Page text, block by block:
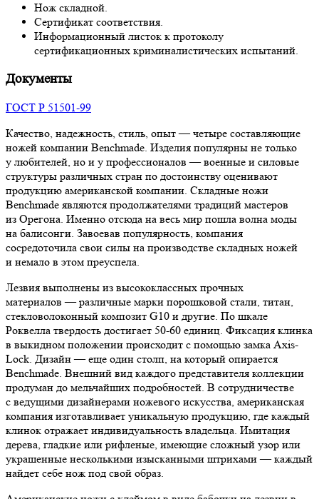
Нож складной.
Сертификат соответствия.
Информационный листок к протоколу
сертификационных криминалистических испытаний.
Документы
ГОСТ Р 51501-99
Качество, надежность, стиль, опыт — четыре составляющие
ножей компании Benchmade. Изделия популярны не только
у любителей, но и у профессионалов — военные и силовые
структуры различных стран по достоинству оценивают
продукцию американской компании. Складные ножи
Benchmade являются продолжателями традиций мастеров
из Орегона. Именно отсюда на весь мир пошла волна моды
на балисонги. Завоевав популярность, компания
сосредоточила свои силы на производстве складных ножей
и немало в этом преуспела.
Лезвия выполнены из высококлассных прочных
материалов — различные марки порошковой стали, титан,
стекловолоконный композит G10 и другие. По шкале
Роквелла твердость достигает 50-60 единиц. Фиксация клинка
в выкидном положении происходит с помощью замка Axis-
Lock. Дизайн — еще один столп, на который опирается
Benchmade. Внешний вид каждого представителя коллекции
продуман до мельчайших подробностей. В сотрудничестве
с ведущими дизайнерами ножевого искусства, американская
компания изготавливает уникальную продукцию, где каждый
клинок отражает индивидуальность владельца. Имитация
дерева, гладкие или рифленые, имеющие сложный узор или
украшенные несколькими изысканными штрихами — каждый
найдет себе нож под свой образ.